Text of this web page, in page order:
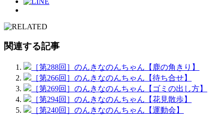
関連する記事
［第288回］のんきなのんちゃん【鹿の角きり】
［第266回］のんきなのんちゃん【待ち合せ】
［第269回］のんきなのんちゃん【ゴミの出し方】
［第294回］のんきなのんちゃん【花見散歩】
［第240回］のんきなのんちゃん【運動会】